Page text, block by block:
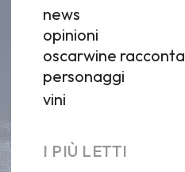
news
opinioni
oscarwine racconta
personaggi
vini
I PIÙ LETTI